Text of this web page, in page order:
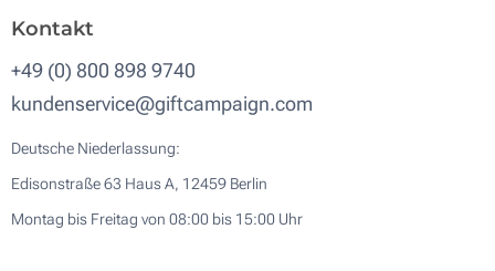
Kontakt
+49 (0) 800 898 9740
kundenservice@giftcampaign.com
Deutsche Niederlassung:
Edisonstraße 63 Haus A, 12459 Berlin
Montag bis Freitag von 08:00 bis 15:00 Uhr